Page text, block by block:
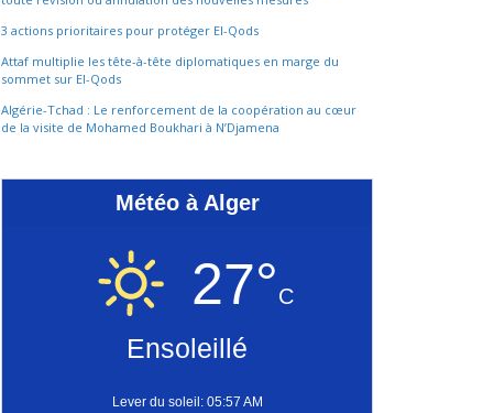
3 actions prioritaires pour protéger El-Qods
Attaf multiplie les tête-à-tête diplomatiques en marge du
sommet sur El-Qods
Algérie-Tchad : Le renforcement de la coopération au cœur
de la visite de Mohamed Boukhari à N’Djamena
Météo à Alger
27°C
Ensoleillé
Lever du soleil: 05:57 AM